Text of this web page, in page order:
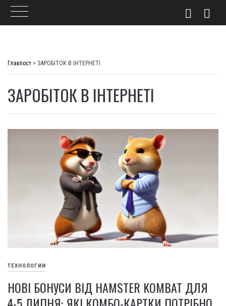
Главпост > ЗАРОБІТОК В ІНТЕРНЕТІ
ЗАРОБІТОК В ІНТЕРНЕТІ
ТЕХНОЛОГИИ
НОВІ БОНУСИ ВІД HAMSTER KOMBAT ДЛЯ